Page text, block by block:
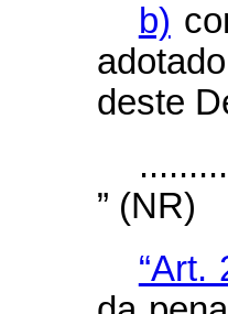
b)
deste
” (NR)
“Art.